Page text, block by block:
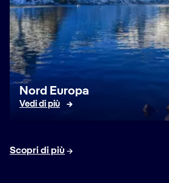
Nord Europa
Vedi di più
Scopri di più